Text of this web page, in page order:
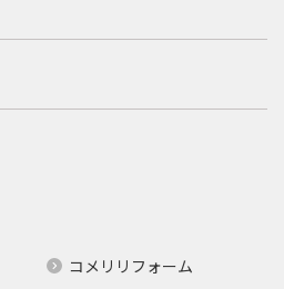
コメリリフォーム